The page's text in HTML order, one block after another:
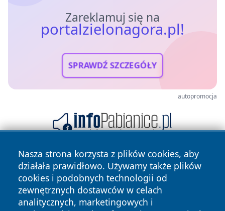
Zareklamuj się na
portalzielonagora.pl!
SPRAWDŹ SZCZEGÓŁY
autopromocja
Nasza strona korzysta z plików cookies, aby
działała prawidłowo. Używamy także plików
cookies i podobnych technologii od
zewnętrznych dostawców w celach
analitycznych, marketingowych i